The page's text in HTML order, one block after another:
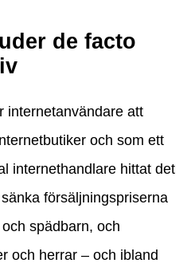
de facto
internetanvändare att
och som ett
internethandlare hittat det
försäljningspriserna
spädbarn, och
och herrar – och ibland